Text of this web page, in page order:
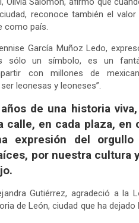
reconoce también el
como país.
García Muñoz Ledo,
sólo un símbolo, es un
con millones de
leonesas y leoneses”.
de una historia
calle, en cada plaza, en
expresión del orgullo
por nuestra cultura
Gutiérrez, agradeció a la
de León, ciudad que ha dejado